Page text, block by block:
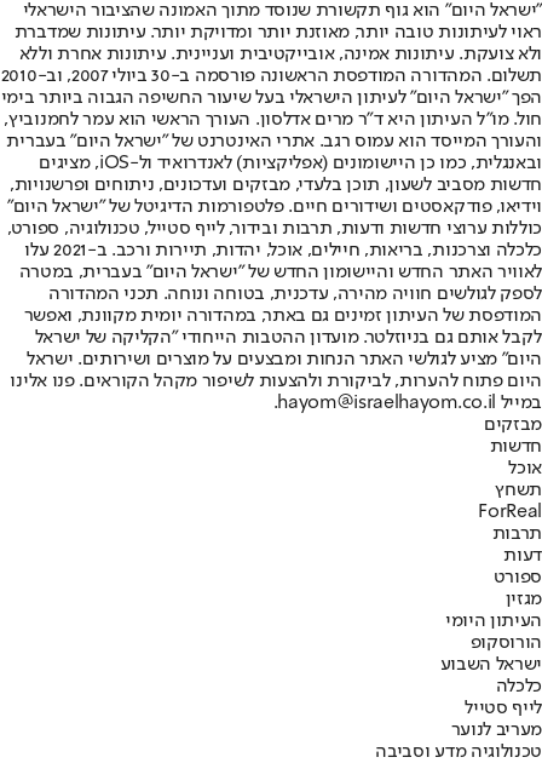
"ישראל היום" הוא גוף תקשורת שנוסד מתוך האמונה שהציבור הישראלי
ראוי לעיתונות טובה יותר, מאוזנת יותר ומדויקת יותר. עיתונות שמדברת
ולא צועקת. עיתונות אמינה, אובייקטיבית ועניינית. עיתונות אחרת וללא
תשלום. המהדורה המודפסת הראשונה פורסמה ב-30 ביולי 2007, וב-2010
הפך "ישראל היום" לעיתון הישראלי בעל שיעור החשיפה הגבוה ביותר בימי
חול. מו"ל העיתון היא ד"ר מרים אדלסון. העורך הראשי הוא עמר לחמנוביץ,
והעורך המייסד הוא עמוס רגב. אתרי האינטרנט של "ישראל היום" בעברית
ובאנגלית, כמו כן היישומונים (אפליקציות) לאנדרואיד ול-iOS, מציגים
חדשות מסביב לשעון, תוכן בלעדי, מבזקים ועדכונים, ניתוחים ופרשנויות,
וידיאו, פודקאסטים ושידורים חיים. פלטפורמות הדיגיטל של "ישראל היום"
כוללות ערוצי חדשות ודעות, תרבות ובידור, לייף סטייל, טכנולוגיה, ספורט,
כלכלה וצרכנות, בריאות, חיילים, אוכל, יהדות, תיירות ורכב. ב-2021 עלו
לאוויר האתר החדש והיישומון החדש של "ישראל היום" בעברית, במטרה
לספק לגולשים חוויה מהירה, עדכנית, בטוחה ונוחה. תכני המהדורה
המודפסת של העיתון זמינים גם באתר, במהדורה יומית מקוונת, ואפשר
לקבל אותם גם בניוזלטר. מועדון ההטבות הייחודי "הקליקה של ישראל
היום" מציע לגולשי האתר הנחות ומבצעים על מוצרים ושירותים. ישראל
היום פתוח להערות, לביקורת ולהצעות לשיפור מקהל הקוראים. פנו אלינו
במייל hayom@israelhayom.co.il.
מבזקים
חדשות
אוכל
תשחץ
ForReal
תרבות
דעות
ספורט
מגזין
העיתון היומי
הורוסקופ
ישראל השבוע
כלכלה
לייף סטייל
מעריב לנוער
טכנולוגיה מדע וסביבה